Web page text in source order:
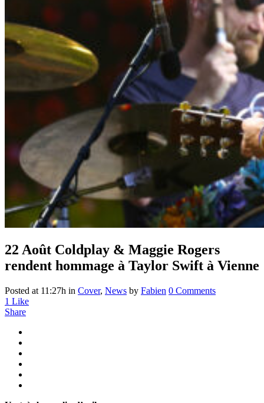
22 Août Coldplay & Maggie Rogers
rendent hommage à Taylor Swift à Vienne
Posted at 11:27h in Cover, News by Fabien 0 Comments
1 Like
Share